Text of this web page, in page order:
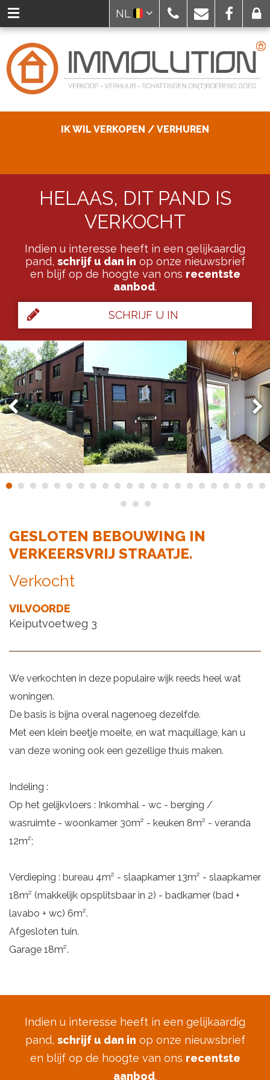
NL
IK WIL VERKOPEN / VERHUREN
HELAAS, DIT PAND IS
VERKOCHT
Indien u interesse heeft in een gelijkaardig
pand, schrijf u dan in op onze nieuwsbrief
en blijf op de hoogte van ons recentste
aanbod.
SCHRIJF U IN
GESLOTEN BEBOUWING IN
VERKEERSVRIJ STRAATJE.
Verkocht
VILVOORDE
Keiputvoetweg 3
We verkochten in deze populaire wijk reeds heel wat
woningen.
De basis is bijna overal nagenoeg dezelfde.
Met een klein beetje moeite, en wat maquillage, kan u
van deze woning ook een gezellige thuis maken.
Indeling :
Op het gelijkvloers : Inkomhal - wc - berging /
wasruimte - woonkamer 30m² - keuken 8m² - veranda
12m²;
Verdieping : bureau 4m² - slaapkamer 13m² - slaapkamer
18m² (makkelijk opsplitsbaar in 2) - badkamer (bad +
lavabo + wc) 6m².
Afgesloten tuin.
Garage 18m².
Indien u interesse heeft in een gelijkaardig
pand, schrijf u dan in op onze nieuwsbrief
en blijf op de hoogte van ons recentste
aanbod.